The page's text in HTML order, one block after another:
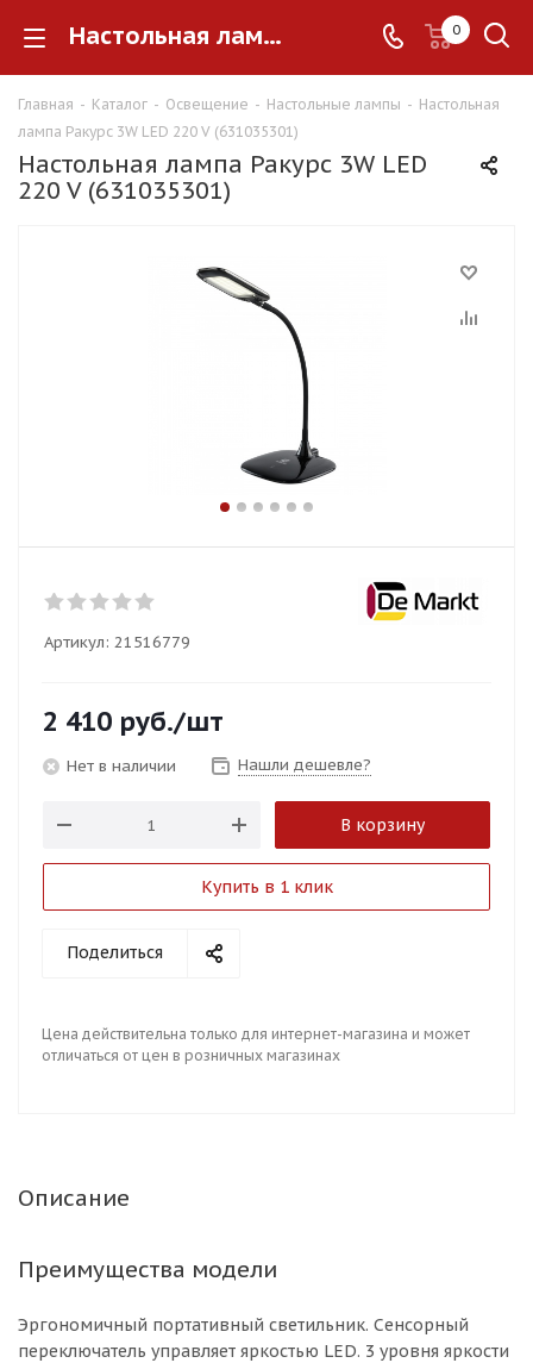
Настольная лампа Ракурс 3W LED 220 V (631035301) 0
Главная - Каталог - Освещение - Настольные лампы - Настольная
лампа Ракурс 3W LED 220 V (631035301)
Настольная лампа Ракурс 3W LED
220 V (631035301)
Артикул: 21516779
2 410 руб./шт
Нет в наличии Нашли дешевле?
В корзину
Купить в 1 клик
Поделиться
Цена действительна только для интернет-магазина и может
отличаться от цен в розничных магазинах
Описание
Преимущества модели
Эргономичный портативный светильник. Сенсорный
переключатель управляет яркостью LED. 3 уровня яркости